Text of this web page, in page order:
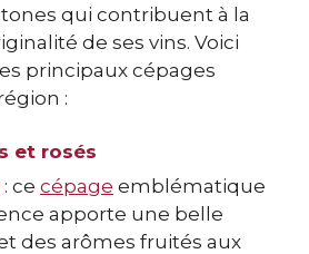
qui contribuent à la
de ses vins. Voici
principaux cépages
:
et rosés
: ce cépage emblématique
apporte une belle
des arômes fruités aux